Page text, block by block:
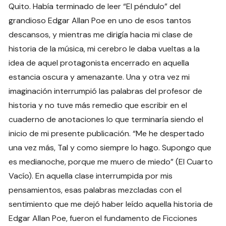
Quito. Había terminado de leer “El péndulo” del
grandioso Edgar Allan Poe en uno de esos tantos
descansos, y mientras me dirigía hacia mi clase de
historia de la música, mi cerebro le daba vueltas a la
idea de aquel protagonista encerrado en aquella
estancia oscura y amenazante. Una y otra vez mi
imaginación interrumpió las palabras del profesor de
historia y no tuve más remedio que escribir en el
cuaderno de anotaciones lo que terminaría siendo el
inicio de mi presente publicación. “Me he despertado
una vez más, Tal y como siempre lo hago. Supongo que
es medianoche, porque me muero de miedo” (El Cuarto
Vacío). En aquella clase interrumpida por mis
pensamientos, esas palabras mezcladas con el
sentimiento que me dejó haber leído aquella historia de
Edgar Allan Poe, fueron el fundamento de Ficciones